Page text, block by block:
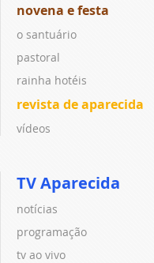
novena e festa
o santuário
pastoral
rainha hotéis
revista de aparecida
vídeos
TV Aparecida
notícias
programação
tv ao vivo